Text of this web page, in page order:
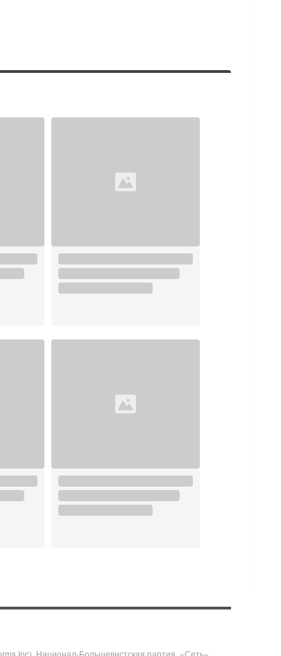
Inc), Национал-Большевистская партия, «Сеть»,